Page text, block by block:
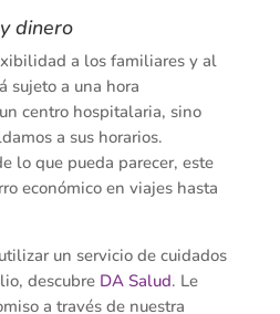
dinero
a los familiares y al
sujeto a una hora
centro hospitalaria, sino
a sus horarios.
lo que pueda parecer, este
económico en viajes hasta
un servicio de cuidados
descubre DA Salud. Le
a través de nuestra